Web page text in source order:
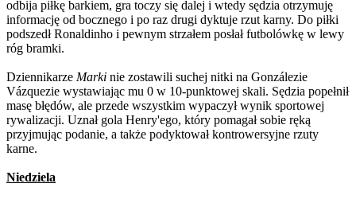
odbija piłkę barkiem, gra toczy się dalej i wtedy sędzia otrzymuję
informację od bocznego i po raz drugi dyktuje rzut karny. Do piłki
podszedł Ronaldinho i pewnym strzałem posłał futbolówkę w lewy
róg bramki.
Dziennikarze Marki nie zostawili suchej nitki na Gonzálezie
Vázquezie wystawiając mu 0 w 10-punktowej skali. Sędzia popełnił
masę błędów, ale przede wszystkim wypaczył wynik sportowej
rywalizacji. Uznał gola Henry'ego, który pomagał sobie ręką
przyjmując podanie, a także podyktował kontrowersyjne rzuty
karne.
Niedziela